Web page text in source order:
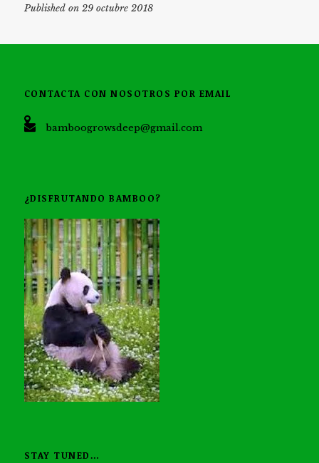
Published on 29 octubre 2018
CONTACTA CON NOSOTROS POR EMAIL
bamboogrowsdeep@gmail.com
¿DISFRUTANDO BAMBOO?
STAY TUNED…